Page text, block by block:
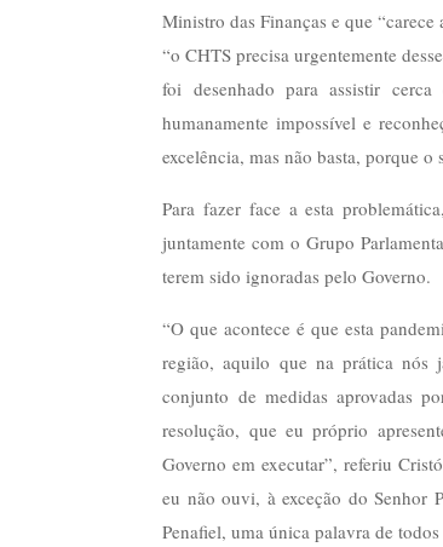
Ministro das Finanças e que
“o CHTS precisa urgentemente
foi desenhado para assistir
humanamente impossível e
excelência, mas não basta, porque o
Para fazer face a esta
juntamente com o Grupo
terem sido ignoradas pelo Governo.
“O que acontece é que esta
região, aquilo que na prática nós
conjunto de medidas aprovadas
resolução, que eu próprio
Governo em executar”, referiu
eu não ouvi, à exceção do Senhor
Penafiel, uma única palavra de